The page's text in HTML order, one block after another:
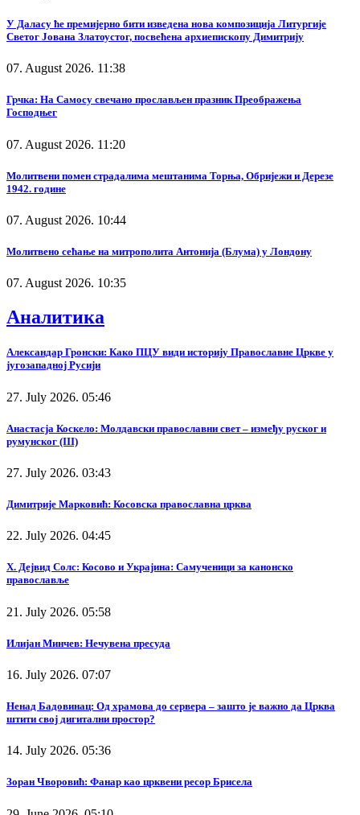
У Даласу ће премијерно бити изведена нова композиција Литургије
Светог Јована Златоустог, посвећена архиепископу Димитрију
07. August 2026. 11:38
Грчка: На Самосу свечано прослављен празник Преображења
Господњег
07. August 2026. 11:20
Молитвени помен страдалима мештанима Торња, Обријежи и Дерезе
1942. године
07. August 2026. 10:44
Молитвено сећање на митрополита Антонија (Блума) у Лондону
07. August 2026. 10:35
Аналитика
Александар Гронски: Како ПЦУ види историју Православне Цркве у
југозападној Русији
27. July 2026. 05:46
Анастасја Коскело: Молдавски православни свет – између руског и
румунског (III)
27. July 2026. 03:43
Димитрије Марковић: Косовска православна црква
22. July 2026. 04:45
Х. Дејвид Солс: Косово и Украјина: Самученици за канонско
православље
21. July 2026. 05:58
Илијан Минчев: Нечувена пресуда
16. July 2026. 07:07
Ненад Бадовинац: Од храмова до сервера – зашто је важно да Црква
штити свој дигитални простор?
14. July 2026. 05:36
Зоран Чворовић: Фанар као црквени ресор Брисела